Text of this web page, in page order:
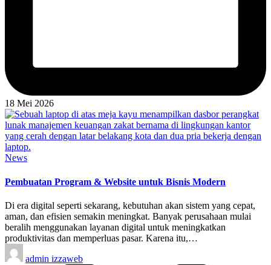
18 Mei 2026
Posted
News
Pembuatan Program & Website untuk Bisnis Modern
Di era digital seperti sekarang, kebutuhan akan sistem yang cepat,
aman, dan efisien semakin meningkat. Banyak perusahaan mulai
beralih menggunakan layanan digital untuk meningkatkan
produktivitas dan memperluas pasar. Karena itu,…
Posted
by
admin izzaweb